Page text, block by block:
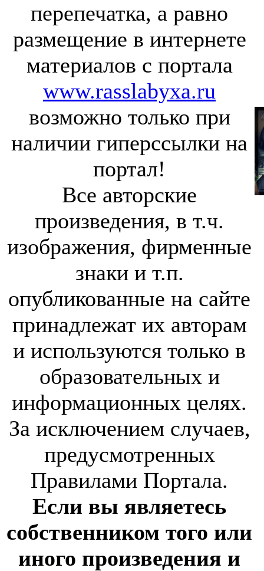
перепечатка, а равно
размещение в интернете
материалов с портала
www.rasslabyxa.ru
возможно только при
наличии гиперссылки на
портал!
Все авторские
произведения, в т.ч.
изображения, фирменные
знаки и т.п.
опубликованные на сайте
принадлежат их авторам
и используются только в
образовательных и
информационных целях.
За исключением случаев,
предусмотренных
Правилами Портала.
Если вы являетесь
собственником того или
иного произведения и